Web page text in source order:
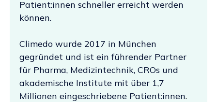
Patient:innen schneller erreicht werden
können.
Climedo wurde 2017 in München
gegründet und ist ein führender Partner
für Pharma, Medizintechnik, CROs und
akademische Institute mit über 1,7
Millionen eingeschriebene Patient:innen.